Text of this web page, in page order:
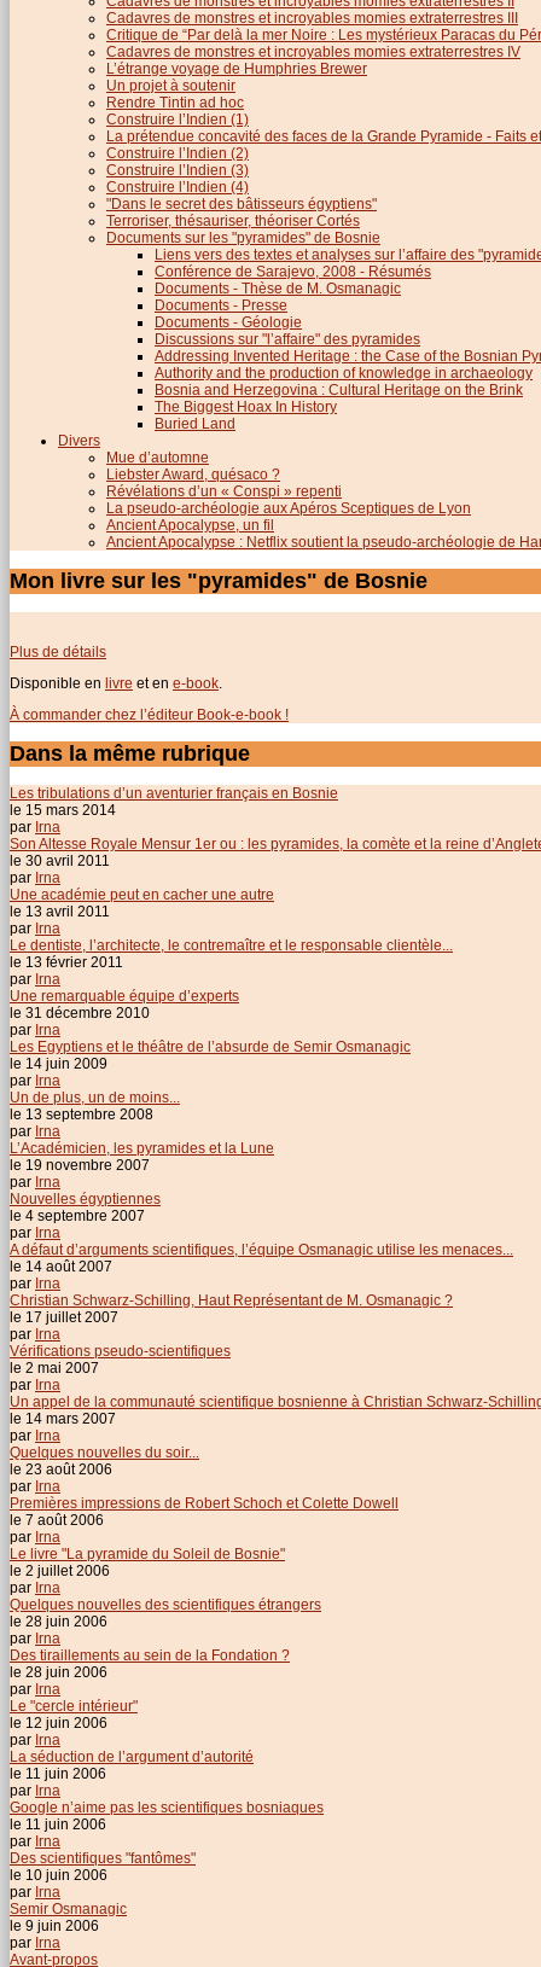
Cadavres de monstres et incroyables momies extraterrestres III
Critique de “Par delà la mer Noire : Les mystérieux Paracas du
Cadavres de monstres et incroyables momies extraterrestres IV
L’étrange voyage de Humphries Brewer
Un projet à soutenir
Rendre Tintin ad hoc
Construire l’Indien (1)
La prétendue concavité des faces de la Grande Pyramide - Faits
Construire l’Indien (2)
Construire l’Indien (3)
Construire l’Indien (4)
"Dans le secret des bâtisseurs égyptiens"
Terroriser, thésauriser, théoriser Cortés
Documents sur les "pyramides" de Bosnie
Liens vers des textes et analyses sur l’affaire des
Conférence de Sarajevo, 2008 - Résumés
Documents - Thèse de M. Osmanagic
Documents - Presse
Documents - Géologie
Discussions sur "l’affaire" des pyramides
Addressing Invented Heritage : the Case of the Bosnian
Authority and the production of knowledge in archaeology
Bosnia and Herzegovina : Cultural Heritage on the Brink
The Biggest Hoax In History
Buried Land
Divers
Mue d’automne
Liebster Award, quésaco ?
Révélations d’un « Conspi » repenti
La pseudo-archéologie aux Apéros Sceptiques de Lyon
Ancient Apocalypse, un fil
Ancient Apocalypse : Netflix soutient la pseudo-archéologie de
Mon livre sur les "pyramides" de Bosnie
Plus de détails
Disponible en livre et en e-book
À commander chez l’éditeur Book-e-book !
Dans la même rubrique
Les tribulations d’un aventurier français en Bosnie
le 15 mars 2014
par Irna
Son Altesse Royale Mensur 1er ou : les pyramides, la comète et la reine
le 30 avril 2011
par Irna
Une académie peut en cacher une autre
le 13 avril 2011
par Irna
Le dentiste, l’architecte, le contremaître et le responsable clientèle...
le 13 février 2011
par Irna
Une remarquable équipe d’experts
le 31 décembre 2010
par Irna
Les Egyptiens et le théâtre de l’absurde de Semir Osmanagic
le 14 juin 2009
par Irna
Un de plus, un de moins...
le 13 septembre 2008
par Irna
L’Académicien, les pyramides et la Lune
le 19 novembre 2007
par Irna
Nouvelles égyptiennes
le 4 septembre 2007
par Irna
A défaut d’arguments scientifiques, l’équipe Osmanagic utilise les menaces...
le 14 août 2007
par Irna
Christian Schwarz-Schilling, Haut Représentant de M. Osmanagic ?
le 17 juillet 2007
par Irna
Vérifications pseudo-scientifiques
le 2 mai 2007
par Irna
Un appel de la communauté scientifique bosnienne à Christian Schwarz-
le 14 mars 2007
par Irna
Quelques nouvelles du soir...
le 23 août 2006
par Irna
Premières impressions de Robert Schoch et Colette Dowell
le 7 août 2006
par Irna
Le livre "La pyramide du Soleil de Bosnie"
le 2 juillet 2006
par Irna
Quelques nouvelles des scientifiques étrangers
le 28 juin 2006
par Irna
Des tiraillements au sein de la Fondation ?
le 28 juin 2006
par Irna
Le "cercle intérieur"
le 12 juin 2006
par Irna
La séduction de l’argument d’autorité
le 11 juin 2006
par Irna
Google n’aime pas les scientifiques bosniaques
le 11 juin 2006
par Irna
Des scientifiques "fantômes"
le 10 juin 2006
par Irna
Semir Osmanagic
le 9 juin 2006
par Irna
Avant-propos